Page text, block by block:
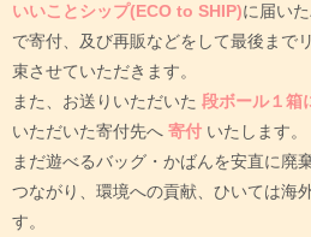
いいことシップ(ECO to SHIP)に届い
で寄付、及び再販などをして最後まで
束させていただきます。
また、お送りいただいた 段ボール１箱
いただいた寄付先へ 寄付 いたします。
まだ遊べるバッグ・かばんを安直に廃
つながり、環境への貢献、ひいては海
す。